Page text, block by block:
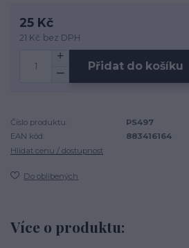
25 Kč
21 Kč bez DPH
Přidat do košíku
Číslo produktu:
PS497
EAN kód:
883416164
Hlídat cenu / dostupnost
Do oblíbených
Více o produktu: